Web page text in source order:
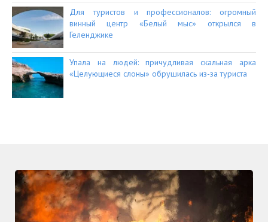
Для туристов и профессионалов: огромный
винный центр «Белый мыс» открылся в
Геленджике
Упала на людей: причудливая скальная арка
«Целующиеся слоны» обрушилась из-за туриста